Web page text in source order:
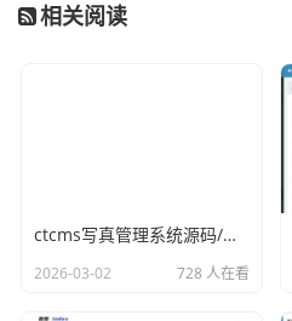
相关阅读
ctcms写真管理系统源码/视频打赏/自动转码/代理分销
2026-03-02 728 人在看